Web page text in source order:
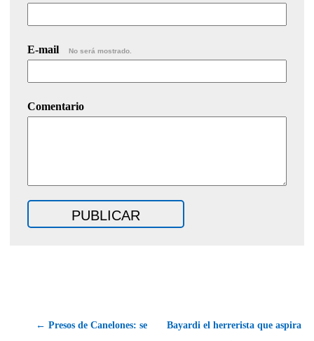
E-mail No será mostrado.
Comentario
← Presos de Canelones: se
Bayardi el herrerista que aspira